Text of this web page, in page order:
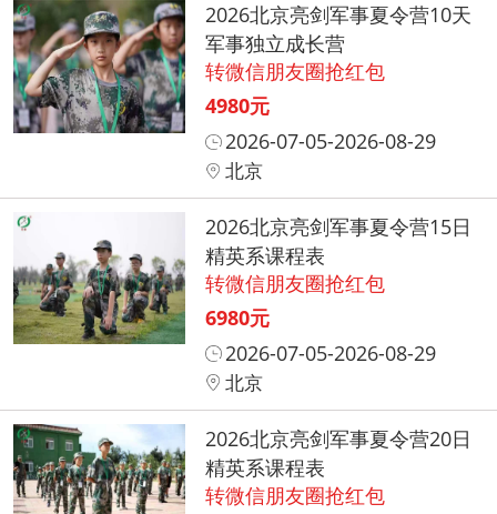
2026北京亮剑军事夏令营10天
军事独立成长营
转微信朋友圈抢红包
4980元
2026-07-05-2026-08-29
北京
2026北京亮剑军事夏令营15日
精英系课程表
转微信朋友圈抢红包
6980元
2026-07-05-2026-08-29
北京
2026北京亮剑军事夏令营20日
精英系课程表
转微信朋友圈抢红包